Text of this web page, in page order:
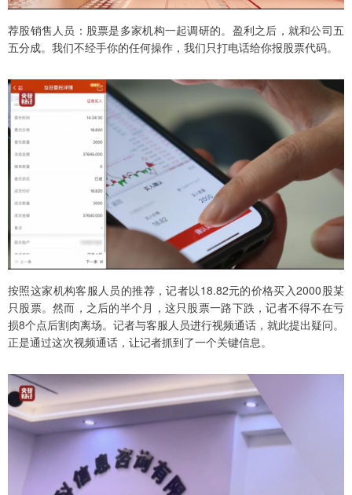
荐股销售人员：股票是多家机构一起调研的。盈利之后，就和公司五
五分成。我们不经手你的任何操作，我们只打电话给你报股票代码。
按照这家机构客服人员的推荐，记者以18.82元的价格买入2000股某
只股票。然而，之后的半个月，这只股票一路下跌，记者不得不在亏
损8个点后割肉离场。记者与客服人员进行视频通话，就此提出疑问。
正是通过这次视频通话，让记者抓到了一个关键信息。